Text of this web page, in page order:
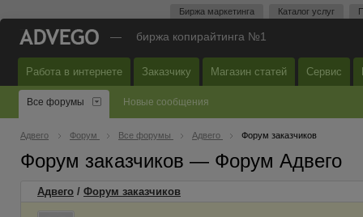
Биржа маркетинга Каталог услуг
— биржа копирайтинга №1
Работа в интернете Заказчику Магазин статей Сервис
Все форумы Новые сообщения
Адвего Форум Все форумы Адвего Форум заказчиков
Форум заказчиков — Форум Адвего
Адвего / Форум заказчиков